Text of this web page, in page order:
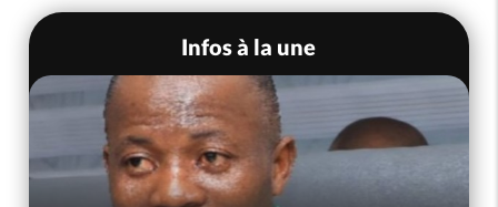
Infos à la une